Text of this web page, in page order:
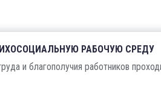
РАБОЧУЮ СРЕДУ
и благополучия работников